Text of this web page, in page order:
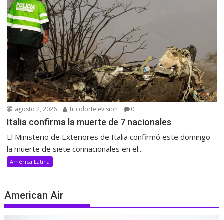
agosto 2, 2026 tricolortelevision 0
Italia confirma la muerte de 7 nacionales
El Ministerio de Exteriores de Italia confirmó este domingo
la muerte de siete connacionales en el...
América Latina
American Air